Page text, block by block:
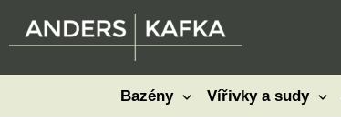
Bazény Vířivky a sudy